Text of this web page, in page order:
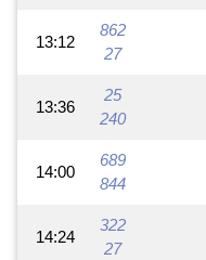
13:12
862
27
13:36
25
240
14:00
689
844
14:24
322
27